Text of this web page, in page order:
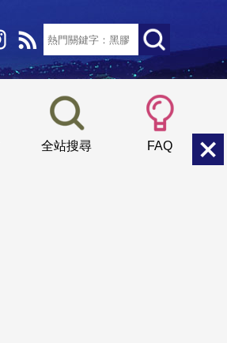
全站搜尋 FAQ
小 中